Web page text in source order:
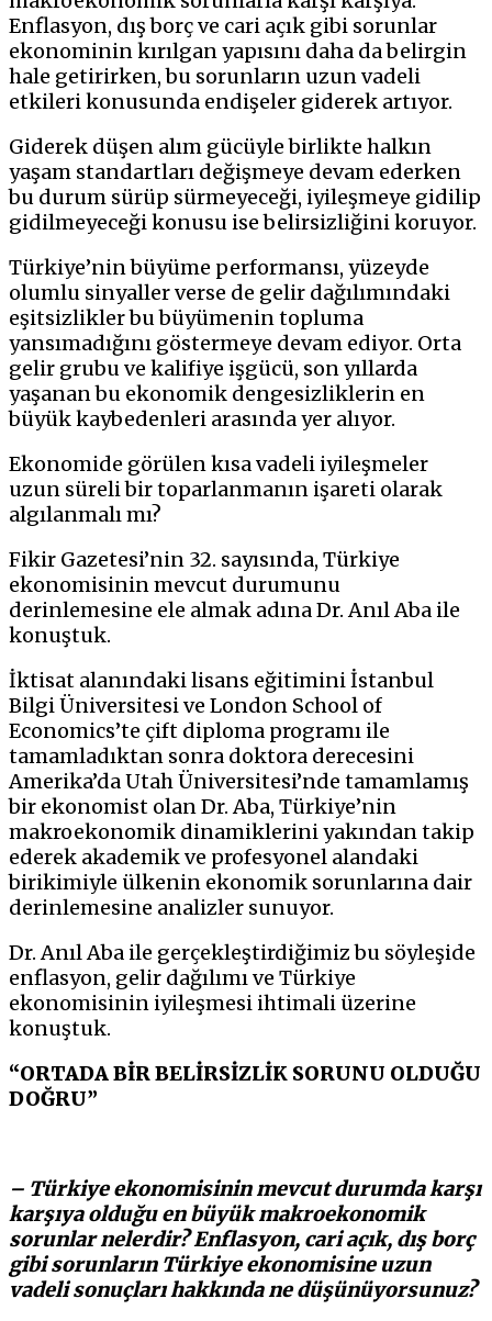
Enflasyon, dış borç ve cari açık gibi sorunlar
ekonominin kırılgan yapısını daha da belirgin
hale getirirken, bu sorunların uzun vadeli
etkileri konusunda endişeler giderek artıyor.
Giderek düşen alım gücüyle birlikte halkın
yaşam standartları değişmeye devam ederken
bu durum sürüp sürmeyeceği, iyileşmeye gidilip
gidilmeyeceği konusu ise belirsizliğini koruyor.
Türkiye’nin büyüme performansı, yüzeyde
olumlu sinyaller verse de gelir dağılımındaki
eşitsizlikler bu büyümenin topluma
yansımadığını göstermeye devam ediyor. Orta
gelir grubu ve kalifiye işgücü, son yıllarda
yaşanan bu ekonomik dengesizliklerin en
büyük kaybedenleri arasında yer alıyor.
Ekonomide görülen kısa vadeli iyileşmeler
uzun süreli bir toparlanmanın işareti olarak
algılanmalı mı?
Fikir Gazetesi’nin 32. sayısında, Türkiye
ekonomisinin mevcut durumunu
derinlemesine ele almak adına Dr. Anıl Aba ile
konuştuk.
İktisat alanındaki lisans eğitimini İstanbul
Bilgi Üniversitesi ve London School of
Economics’te çift diploma programı ile
tamamladıktan sonra doktora derecesini
Amerika’da Utah Üniversitesi’nde tamamlamış
bir ekonomist olan Dr. Aba, Türkiye’nin
makroekonomik dinamiklerini yakından takip
ederek akademik ve profesyonel alandaki
birikimiyle ülkenin ekonomik sorunlarına dair
derinlemesine analizler sunuyor.
Dr. Anıl Aba ile gerçekleştirdiğimiz bu söyleşide
enflasyon, gelir dağılımı ve Türkiye
ekonomisinin iyileşmesi ihtimali üzerine
konuştuk.
“ORTADA BİR BELİRSİZLİK SORUNU OLDUĞU
DOĞRU”
– Türkiye ekonomisinin mevcut durumda karşı
karşıya olduğu en büyük makroekonomik
sorunlar nelerdir? Enflasyon, cari açık, dış borç
gibi sorunların Türkiye ekonomisine uzun
vadeli sonuçları hakkında ne düşünüyorsunuz?